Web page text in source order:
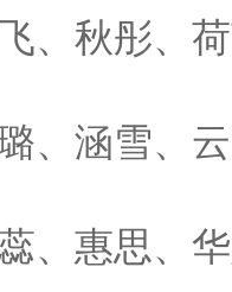
、秋彤、
、涵雪、
、惠思、